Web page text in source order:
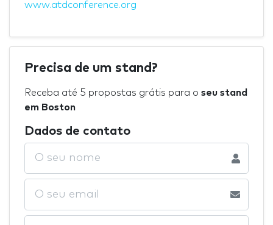
www.atdconference.org
Precisa de um stand?
Receba até 5 propostas grátis para o seu stand
em Boston
Dados de contato